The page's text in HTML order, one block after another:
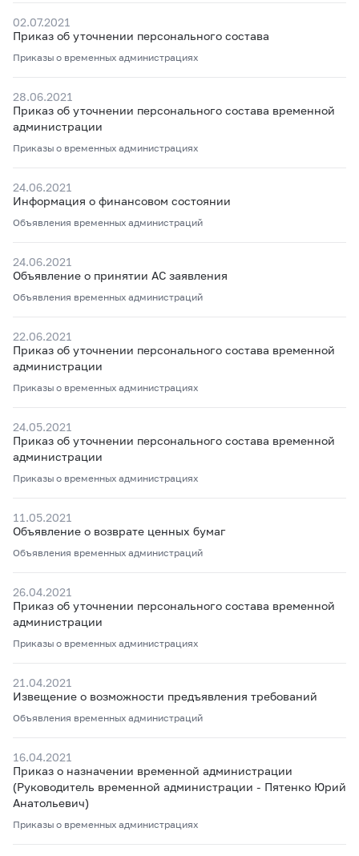
02.07.2021
Приказ об уточнении персонального состава
Приказы о временных администрациях
28.06.2021
Приказ об уточнении персонального состава временной
администрации
Приказы о временных администрациях
24.06.2021
Информация о финансовом состоянии
Объявления временных администраций
24.06.2021
Объявление о принятии АС заявления
Объявления временных администраций
22.06.2021
Приказ об уточнении персонального состава временной
администрации
Приказы о временных администрациях
24.05.2021
Приказ об уточнении персонального состава временной
администрации
Приказы о временных администрациях
11.05.2021
Объявление о возврате ценных бумаг
Объявления временных администраций
26.04.2021
Приказ об уточнении персонального состава временной
администрации
Приказы о временных администрациях
21.04.2021
Извещение о возможности предъявления требований
Объявления временных администраций
16.04.2021
Приказ о назначении временной администрации
(Руководитель временной администрации - Пятенко Юрий
Анатольевич)
Приказы о временных администрациях